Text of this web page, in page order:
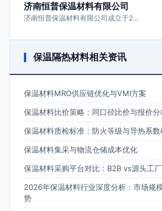
济南恒普保温材料有限公司
济南恒普保温材料有限公司成立于2…
保温隔热材料相关资讯
保温材料MRO供应链优化与VMI方案
保温材料比价策略：同口径比价与报价分
保温材料质检标准：防火等级与导热系数
保温材料集采与物流仓储成本优化
保温材料采购平台对比：B2B vs源头工
2026年保温材料行业深度分析：市场规
势